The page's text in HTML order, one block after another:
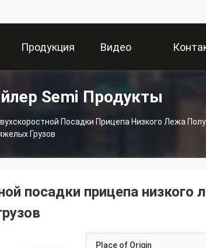
Продукция Видео
Semi Продукты
Посадки Прицепа Низкого Лежа
Грузов
посадки прицепа низкого
Place of Origin